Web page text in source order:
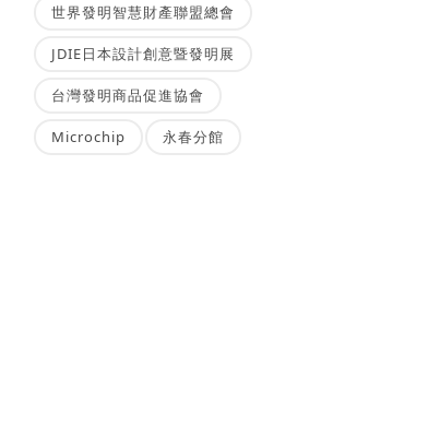
世界發明智慧財產聯盟總會
JDIE日本設計創意暨發明展
台灣發明商品促進協會
Microchip 永春分館